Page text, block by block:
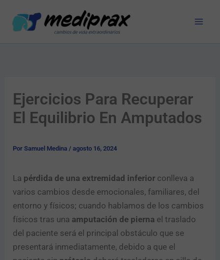
contenido
Ejercicios Para Recuperar
El Equilibrio En Amputados
PorSamuel Medina /agosto 16, 2024
La pérdida de una extremidad inferior conlleva a
varios cambios desde emocionales, familiares, del
entorno y físicos; cuando hablamos de los cambios
físicos tras una amputación de pierna el traslado
del paciente será el principal obstáculo que se
presentará inmediatamente, debido a que el